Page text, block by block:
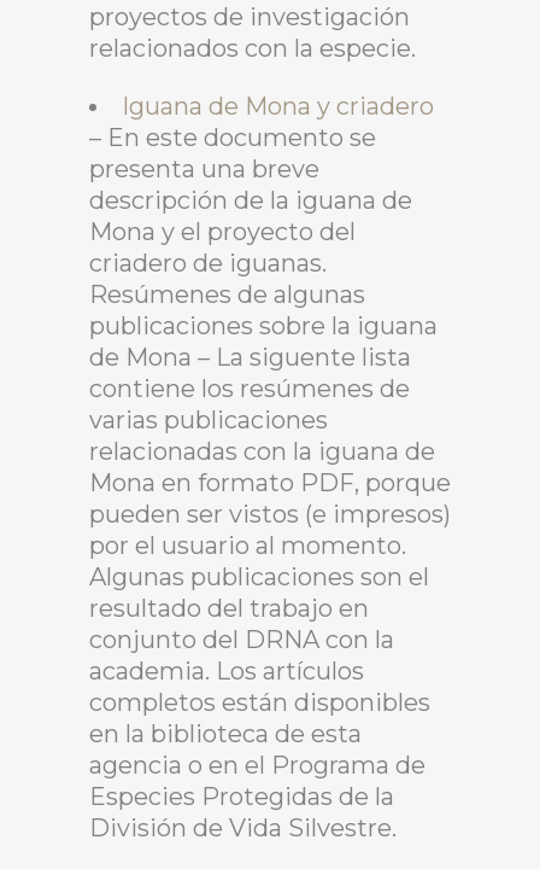
proyectos de investigación
relacionados con la especie.
Iguana de Mona y criadero
– En este documento se
presenta una breve
descripción de la iguana de
Mona y el proyecto del
criadero de iguanas.
Resúmenes de algunas
publicaciones sobre la iguana
de Mona – La siguente lista
contiene los resúmenes de
varias publicaciones
relacionadas con la iguana de
Mona en formato PDF, porque
pueden ser vistos (e impresos)
por el usuario al momento.
Algunas publicaciones son el
resultado del trabajo en
conjunto del DRNA con la
academia. Los artículos
completos están disponibles
en la biblioteca de esta
agencia o en el Programa de
Especies Protegidas de la
División de Vida Silvestre.